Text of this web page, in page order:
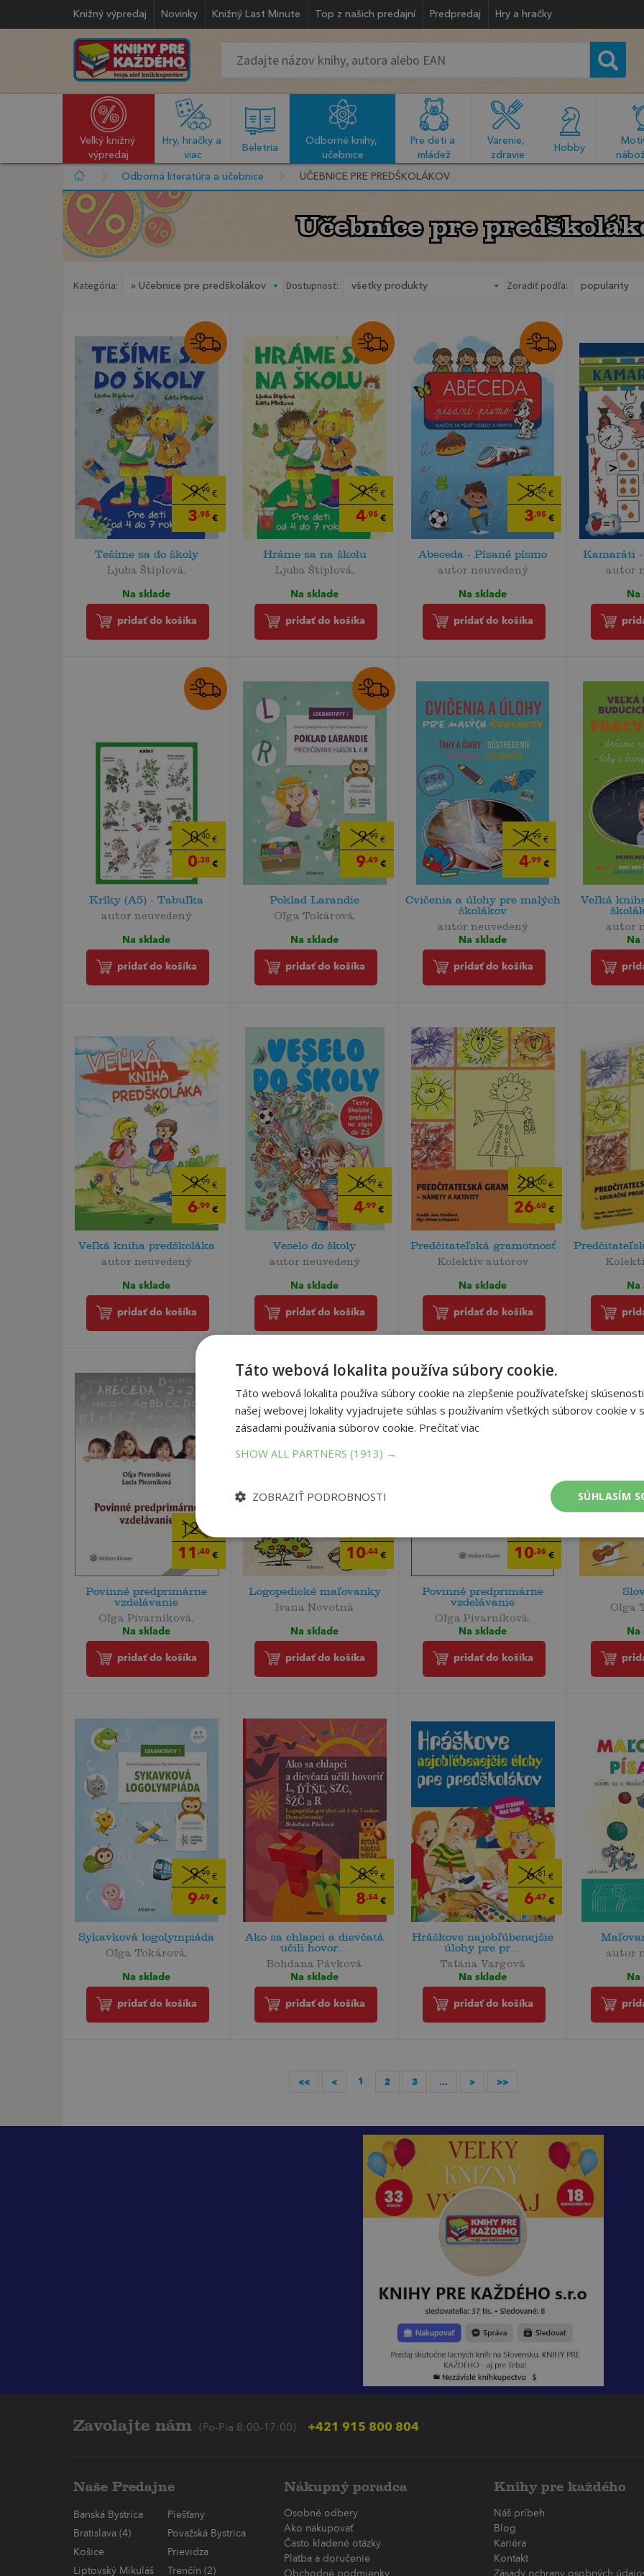
Knižný výpredaj Novinky Knižný Last Minute Top z našich predajní Predpredaj Hry a hračky
Veľký knižný
výpredaj
Hry, hračky a
viac
Beletria
Odborné knihy,
učebnice
Pre deti a
mládež
Varenie,
zdravie
Hobby
Odborná literatúra a učebnice UČEBNICE PRE PREDŠKOLÁKOV
Učebnice pre
Učebnice pre
Kategória: Dostupnosť: Zoradiť podľa:
9,99 €
3,95 €
Tešíme sa do školy
Ljuba Štíplová,
Na sklade
pridať do košíka
9,99 €
4,95€
Hráme sa na školu
Ljuba Štíplová,
Na sklade
pridať do košíka
5,50€
3,95€
Abeceda - Písané písmo
autor neuvedený
Na sklade
pridať do košíka
Kamaráti
autor
Na
0,40 €
0,38 €
Kríky (A5) - Tabuľka
autor neuvedený
Na sklade
pridať do košíka
9,99 €
9,49 €
Poklad Larandie
Oľga Tokárová,
Na sklade
pridať do košíka
7,99 €
4,99€
Cvičenia a úlohy pre malých
školákov
autor neuvedený
Na sklade
pridať do košíka
Veľká
autor
Na
9,99 €
6,99 €
Veľká kniha predškoláka
autor neuvedený
Na sklade
pridať do košíka
6,99 €
4,99 €
Veselo do školy
autor neuvedený
Na sklade
pridať do košíka
28,00 €
26,60 €
Predčitateľská gramotnosť
Kolektív autorov
Na sklade
pridať do košíka
Na
12,00
11 ,40 €
Povinné predprimárne
vzdelávanie
Oľga Pivarníková,
Na sklade
pridať do košíka
10,44 €
Logopedické maľovanky
Ivana Novotná
Na sklade
pridať do košíka
10,36€
Povinné predprimárne
vzdelávanie
Oľga Pivarníková,
Na sklade
pridať do košíka
Oľga
Na
9,99 €
9,49 €
Sykavková logolympiáda
Oľga Tokárová,
Na sklade
pridať do košíka
8,99 €
8,54 €
Ako sa chlapci a dievčatá
učili hovor...
Bohdana Pávková
Na sklade
pridať do košíka
6,81 €
6,47 €
Hráškove najobľúbenejšie
úlohy pre pr...
Taťána Vargová
Na sklade
pridať do košíka
autor
Na
<< < 1 2 3 ... > >>
Zavolajte nám (Po-Pia 8:00-17:00) +421 915 800 804
Naše Predajne
Banská Bystrica
Piešťany
Bratislava (4)
Považská Bystrica
Košice
Prievidza
Liptovský Mikuláš
Trenčín (2)
Nákupný poradca
Osobné odbery
Ako nakupovať
Často kladené otázky
Platba a doručenie
Obchodné podmienky
Knihy pre každého
Náš príbeh
Blog
Kariéra
Kontakt
Zásady ochrany osobných
Táto webová lokalita používa súbory cookie.
Táto webová lokalita používa súbory cookie na zlepšenie používateľskej
našej webovej lokality vyjadrujete súhlas s používaním všetkých súborov cookie v
zásadami používania súborov cookie. Prečítať viac
SHOW ALL PARTNERS (1913) →
SÚHLASÍM
ZOBRAZIŤ PODROBNOSTI